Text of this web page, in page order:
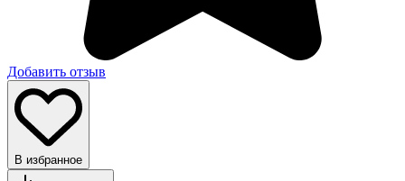
Добавить отзыв
В избранное